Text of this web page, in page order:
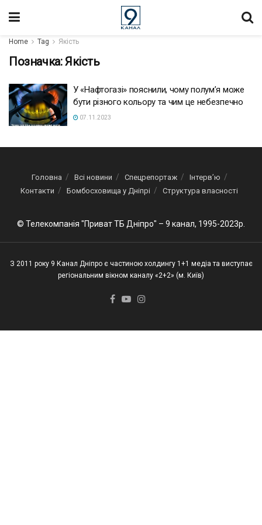
Home Tag Якість
Позначка:Якість
У «Нафтогазі» пояснили, чому полум’я може
бути різного кольору та чим це небезпечно
07.11.2023
Головна Всі новини Спецрепортаж
Інтерв’ю
Контакти
Бомбосховища у Дніпрі Структура власності
© Телекомпанія "Приват ТБ Дніпро" – 9 канал, 1995-2023р.
З 2011 року 9 Канал Дніпро є частиною холдингу 1+1 медіа та виступає
регіональним вікном каналу «2+2» (м. Київ)